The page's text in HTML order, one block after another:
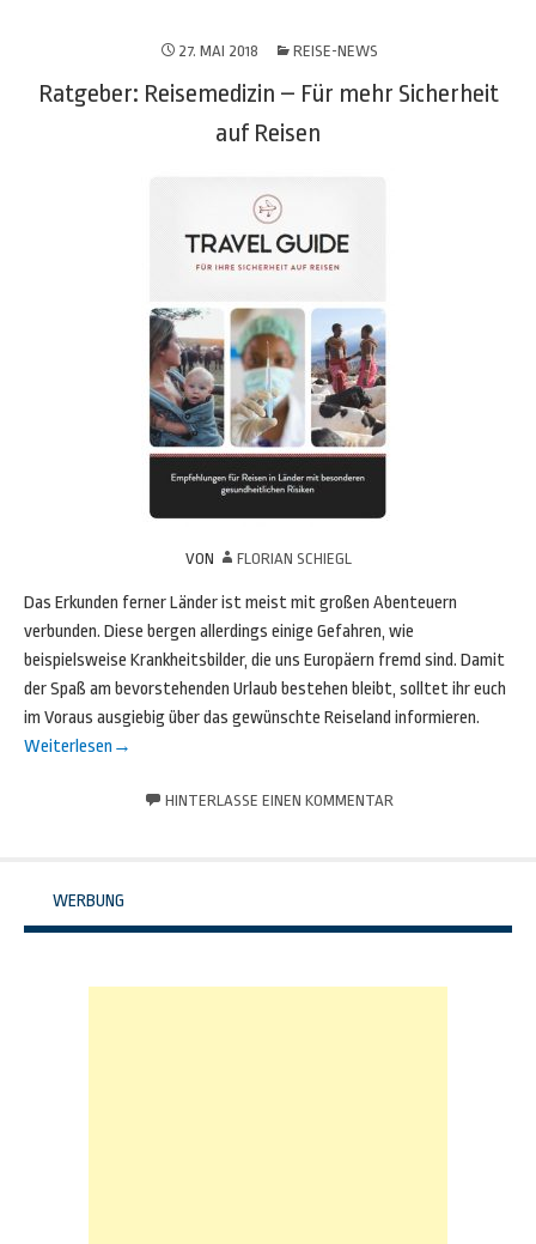
27. MAI 2018 REISE-NEWS
Ratgeber: Reisemedizin – Für mehr Sicherheit
auf Reisen
VON FLORIAN SCHIEGL
Das Erkunden ferner Länder ist meist mit großen Abenteuern
verbunden. Diese bergen allerdings einige Gefahren, wie
beispielsweise Krankheitsbilder, die uns Europäern fremd sind. Damit
der Spaß am bevorstehenden Urlaub bestehen bleibt, solltet ihr euch
im Voraus ausgiebig über das gewünschte Reiseland informieren.
Weiterlesen →
HINTERLASSE EINEN KOMMENTAR
WERBUNG